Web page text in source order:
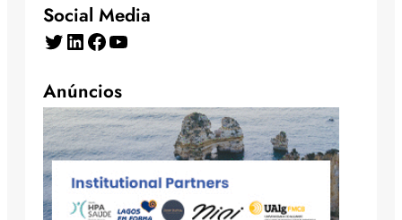
Social Media
Twitter LinkedIn Facebook YouTube
Anúncios